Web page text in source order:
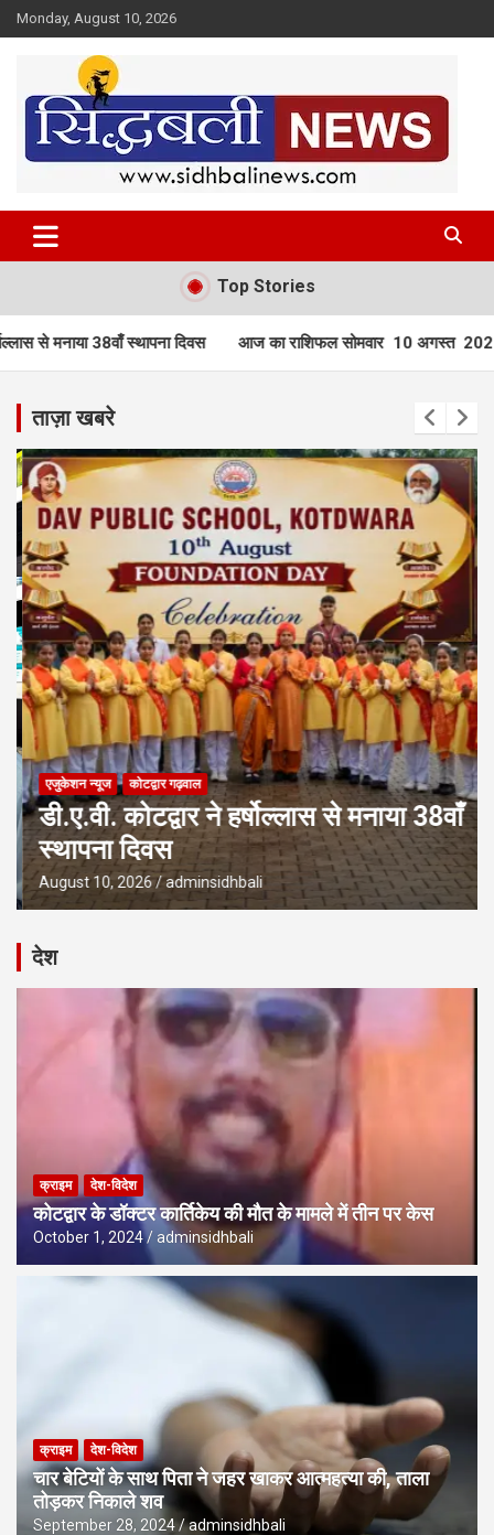
Skip
to
Monday, August 10, 2026
Sidhbali News
Top Stories
आज का राशिफल सोमवार 10 अगस्त 2026 आज का राशिफल
ताज़ा खबरे
एजुकेशन न्‍यूज कोटद्वार गढ़वाल
डी.ए.वी. कोटद्वार ने हर्षोल्लास से मनाया 38वाँ
स्थापना दिवस
August 10, 2026 adminsidhbali
देश
क्राइम देश-विदेश
कोटद्वार के डॉक्टर कार्तिकेय की मौत के मामले में तीन पर केस
October 1, 2024 adminsidhbali
क्राइम देश-विदेश
चार बेटियों के साथ पिता ने जहर खाकर आत्महत्या की, ताला
तोड़कर निकाले शव
September 28, 2024 adminsidhbali